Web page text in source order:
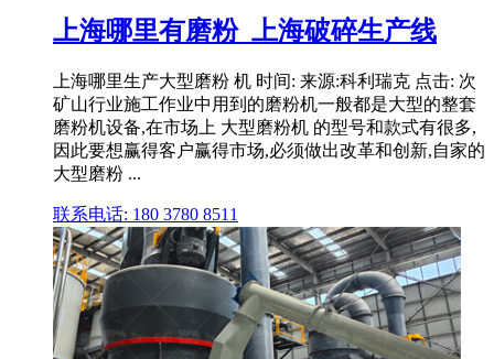
上海哪里有磨粉_上海破碎生产线
上海哪里生产大型磨粉 机 时间: 来源:科利瑞克 点击: 次
矿山行业施工作业中用到的磨粉机一般都是大型的整套
磨粉机设备,在市场上 大型磨粉机 的型号和款式有很多,
因此要想赢得客户赢得市场,必须做出改革和创新,自家的
大型磨粉 ...
联系电话: 180 3780 8511